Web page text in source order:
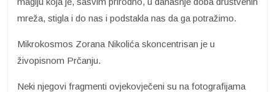
mreža, stigla i do nas i podstakla nas da ga potražimo.
Mikrokosmos Zorana Nikolića skoncentrisan je u
živopisnom Prčanju.
Neki njegovi fragmenti ovjekovječeni su na fotografijama